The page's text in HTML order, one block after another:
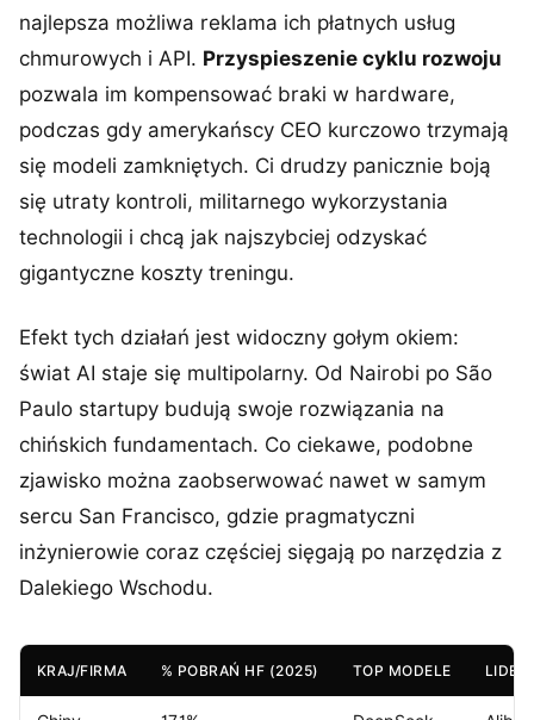
najlepsza możliwa reklama ich płatnych usług
chmurowych i API. Przyspieszenie cyklu rozwoju
pozwala im kompensować braki w hardware,
podczas gdy amerykańscy CEO kurczowo trzymają
się modeli zamkniętych. Ci drudzy panicznie boją
się utraty kontroli, militarnego wykorzystania
technologii i chcą jak najszybciej odzyskać
gigantyczne koszty treningu.
Efekt tych działań jest widoczny gołym okiem:
świat AI staje się multipolarny. Od Nairobi po São
Paulo startupy budują swoje rozwiązania na
chińskich fundamentach. Co ciekawe, podobne
zjawisko można zaobserwować nawet w samym
sercu San Francisco, gdzie pragmatyczni
inżynierowie coraz częściej sięgają po narzędzia z
Dalekiego Wschodu.
KRAJ/FIRMA % POBRAŃ HF (2025) TOP MODELE